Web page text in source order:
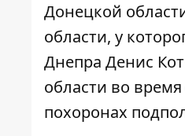
Донецкой
области, у
Днепра Денис
области во
похоронах